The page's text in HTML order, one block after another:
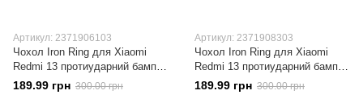
Артикул: 2371906103
Чохол Iron Ring для Xiaomi
Redmi 13 протиударний бампер
з підставкою кільцем Black
189.99 грн 300.00 грн
Артикул: 2371908303
Чохол Iron Ring для Xiaomi
Redmi 13 протиударний бампер
з підставкою кільцем Dark-Blue
189.99 грн 300.00 грн